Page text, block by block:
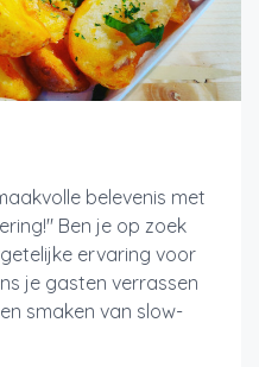
belevenis met
Ben je op zoek
ervaring voor
je gasten verrassen
smaken van slow-